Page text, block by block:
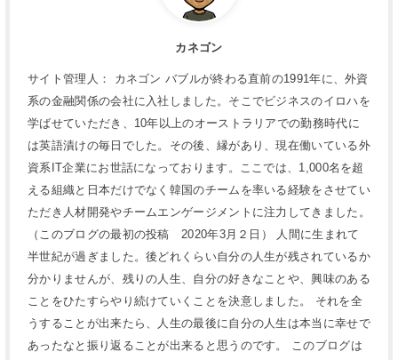
カネゴン
サイト管理人： カネゴン バブルが終わる直前の1991年に、外資
系の金融関係の会社に入社しました。そこでビジネスのイロハを
学ばせていただき、10年以上のオーストラリアでの勤務時代に
は英語漬けの毎日でした。その後、縁があり、現在働いている外
資系IT企業にお世話になっております。ここでは、1,000名を超
える組織と日本だけでなく韓国のチームを率いる経験をさせてい
ただき人材開発やチームエンゲージメントに注力してきました。
（このブログの最初の投稿 2020年3月２日） 人間に生まれて
半世紀が過ぎました。後どれくらい自分の人生が残されているか
分かりませんが、残りの人生、自分の好きなことや、興味のある
ことをひたすらやり続けていくことを決意しました。 それを全
うすることが出来たら、人生の最後に自分の人生は本当に幸せで
あったなと振り返ることが出来ると思うのです。 このブログは